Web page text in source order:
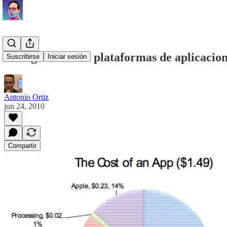
Suscribirse Iniciar sesión
El negocio de las plataformas de
Antonio Ortiz
jun 24, 2010
Compartir